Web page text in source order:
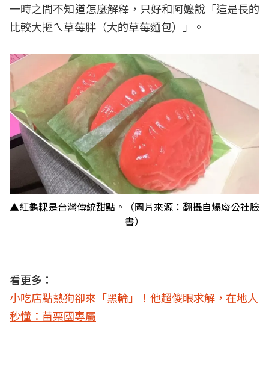
一時之間不知道怎麼解釋，只好和阿嬤說「這是長的
比較大摳ㄟ草莓胖（大的草莓麵包）」。
▲紅龜粿是台灣傳統甜點。（圖片來源：翻攝自爆廢公社臉
書）
看更多：
小吃店點熱狗卻來「黑輪」！他超傻眼求解，在地人
秒懂：苗栗國專屬